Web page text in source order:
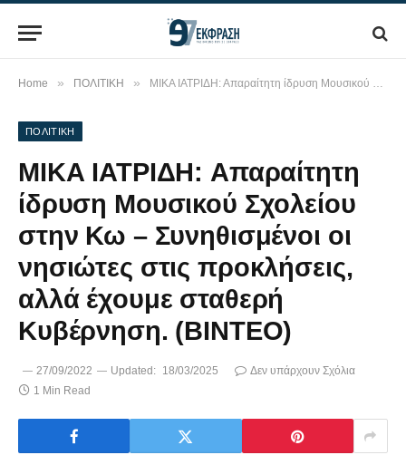
Home » ΠΟΛΙΤΙΚΗ » ΜΙΚΑ ΙΑΤΡΙΔΗ: Απαραίτητη ίδρυση Μουσικού Σχολείου στην Κω – Συνηθισμένοι οι νησιώτες στις προκλήσεις, αλλά έχουμε σταθερή Κυβέρνηση. (ΒΙΝΤΕΟ)
ΠΟΛΙΤΙΚΗ
ΜΙΚΑ ΙΑΤΡΙΔΗ: Απαραίτητη
ίδρυση Μουσικού Σχολείου
στην Κω – Συνηθισμένοι οι
νησιώτες στις προκλήσεις,
αλλά έχουμε σταθερή
Κυβέρνηση. (ΒΙΝΤΕΟ)
27/09/2022 Updated: 18/03/2025
Δεν υπάρχουν Σχόλια
1 Min Read